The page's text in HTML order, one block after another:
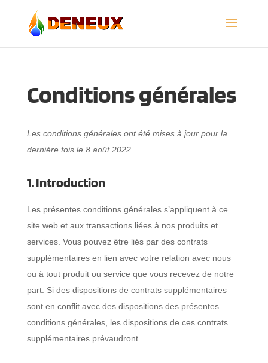
Conditions générales
Les conditions générales ont été mises à jour pour la
dernière fois le 8 août 2022
1. Introduction
Les présentes conditions générales s’appliquent à ce
site web et aux transactions liées à nos produits et
services. Vous pouvez être liés par des contrats
supplémentaires en lien avec votre relation avec nous
ou à tout produit ou service que vous recevez de notre
part. Si des dispositions de contrats supplémentaires
sont en conflit avec des dispositions des présentes
conditions générales, les dispositions de ces contrats
supplémentaires prévaudront.